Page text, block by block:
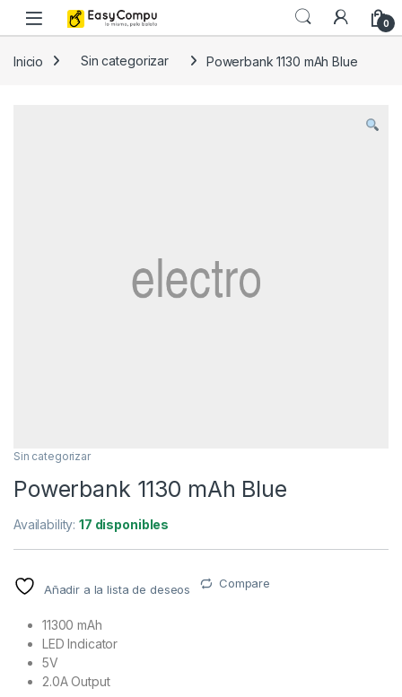
Skip to navigation
Skip to content
0
Inicio Sin categorizar Powerbank 1130 mAh Blue
Sin categorizar
Powerbank 1130 mAh Blue
Availability:17 disponibles
Añadir a la lista de deseos Compare
11300 mAh
LED Indicator
5V
2.0A Output